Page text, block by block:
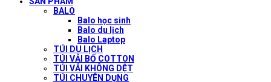
BALO
Balo học sinh
Balo du lịch
Balo Laptop
TÚI DU LỊCH
TÚI VẢI BỐ COTTON
TÚI VẢI KHÔNG DỆT
TÚI CHUYÊN DỤNG